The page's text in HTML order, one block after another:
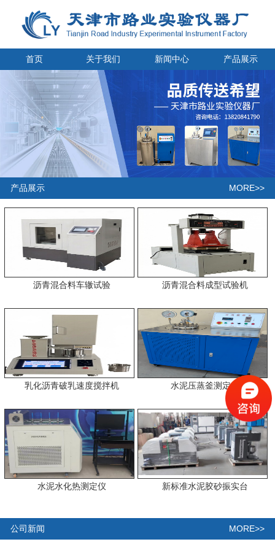
首页 关于我们 新闻中心 产品展示
产品展示 MORE>>
沥青混合料车辙试验 沥青混合料成型试验机
乳化沥青破乳速度搅拌机 水泥压蒸釜测定仪
水泥水化热测定仪 新标准水泥胶砂振实台
公司新闻 MORE>>